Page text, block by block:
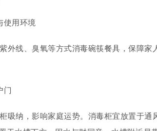
使用环境
外线、臭氧等方式消毒碗筷餐具，保障
门
吸纳，影响家庭运势。消毒柜宜放置于